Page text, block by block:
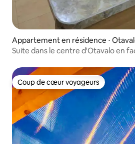
Appartement en résidence ⋅
Suite dans le centre d'Otavalo en
Coup de cœur voyageurs
Coup de cœur voyageurs